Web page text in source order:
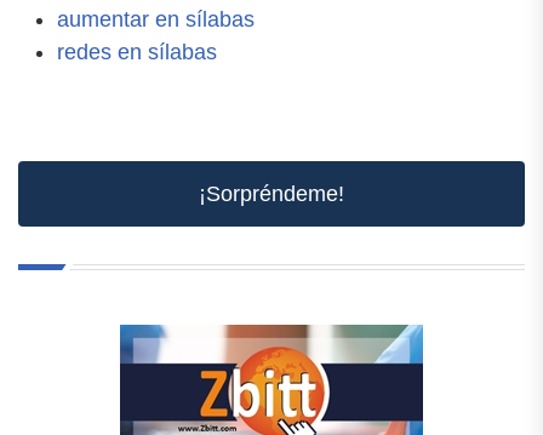
aumentar en sílabas
redes en sílabas
¡Sorpréndeme!